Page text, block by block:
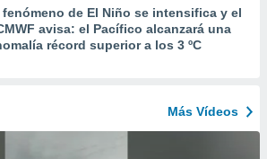
fenómeno de El Niño se intensifica y el
avisa: el Pacífico alcanzará una
récord superior a los 3 ºC
Más Vídeos